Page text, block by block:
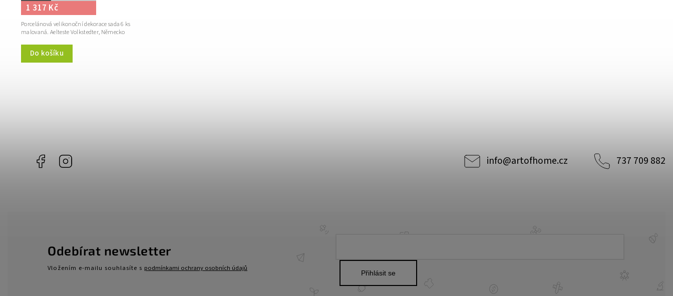
1 317 Kč
Do košíku
Porcelánová velikonoční dekorace sada 6 ks
malovaná. Aelteste Volkstedter, Německo
Facebook info@artofhome.cz 737 709 882
Odebírat newsletter
Vložením e-mailu souhlasíte s podmínkami ochrany osobních údajů
Přihlásit se